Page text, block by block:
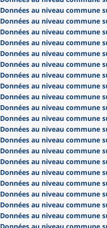
Données au niveau commune
Données au niveau commune
Données au niveau commune
Données au niveau commune
Données au niveau commune
Données au niveau commune
Données au niveau commune
Données au niveau commune
Données au niveau commune
Données au niveau commune
Données au niveau commune
Données au niveau commune
Données au niveau commune
Données au niveau commune
Données au niveau commune
Données au niveau commune
Données au niveau commune
Données au niveau commune
Données au niveau commune
Données au niveau commune